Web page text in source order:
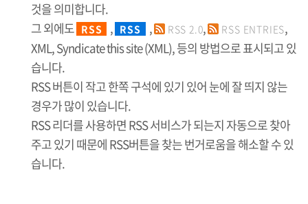
것을 의미합니다.
그 외에도 RSS , RSS , RSS 2.0, RSS ENTRIES,
XML, Syndicate this site (XML), 등의 방법으로 표시되고 있
습니다.
RSS 버튼이 작고 한쪽 구석에 있기 있어 눈에 잘 띄지 않는
경우가 많이 있습니다.
RSS 리더를 사용하면 RSS 서비스가 되는지 자동으로 찾아
주고 있기 때문에 RSS버튼을 찾는 번거로움을 해소할 수 있
습니다.